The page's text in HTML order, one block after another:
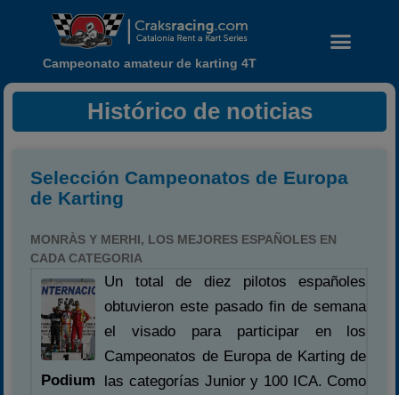
Noticias
Calendario
Campeonato amateur de karting 4T
Histórico de noticias
Selección Campeonatos de Europa
de Karting
MONRÀS Y MERHI, LOS MEJORES ESPAÑOLES EN
CADA CATEGORIA
Podium
Un total de diez pilotos españoles
obtuvieron este pasado fin de semana
el visado para participar en los
Campeonatos de Europa de Karting de
las categorías Junior y 100 ICA. Como